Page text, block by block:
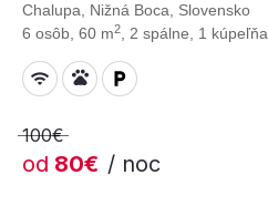
Chalupa, Nižná Boca, Slovensko
6 osôb, 60 m2 , 2 spálne, 1 kúpeľňa
100€
od 80€ / noc